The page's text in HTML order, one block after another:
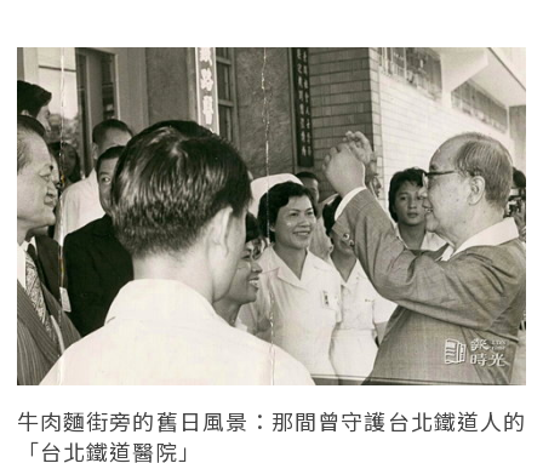
牛肉麵街旁的舊日風景：那間曾守護台北鐵道人的
「台北鐵道醫院」